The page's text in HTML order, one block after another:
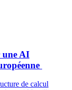
une AI
de calcul